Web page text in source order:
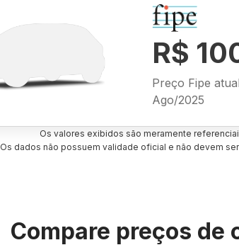
R$
Preço Fipe
Ago/2025
Os valores exibidos são meramente
Os dados não possuem validade oficial e não devem
Compare preços de